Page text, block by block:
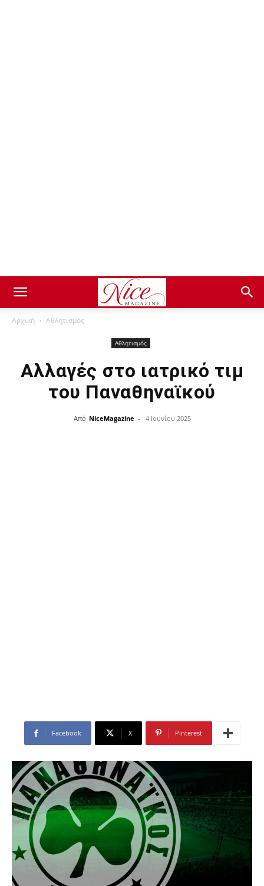
Αρχική Αθλητισμός
Αθλητισμός
Αλλαγές στο ιατρικό τιμ
του Παναθηναϊκού
Από NiceMagazine - 4 Ιουνίου 2025
Facebook X Pinterest